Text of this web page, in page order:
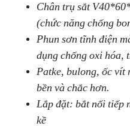
Chân trụ sắt
(chức năng chống
Phun sơn tĩnh điện
dụng chống oxi hóa,
Patke, bulong, ốc vít
bền và chắc hơn.
Lắp đặt: bắt nối tiếp
kề